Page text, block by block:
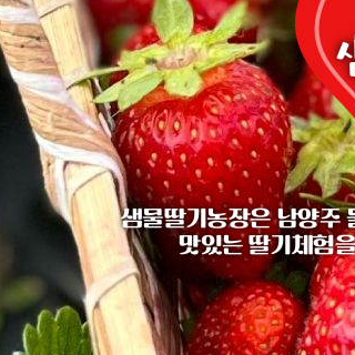
샘물딸기농장은 남양주
맛있는 딸기체험